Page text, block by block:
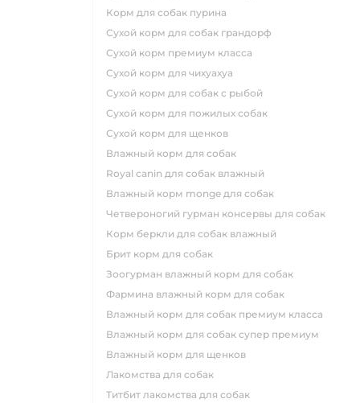
корм для собак пурина
сухой корм для собак грандорф
сухой корм премиум класса
сухой корм для чихуахуа
сухой корм для собак с рыбой
сухой корм для пожилых собак
сухой корм для щенков
влажный корм для собак
royal canin для собак влажный
влажный корм monge для собак
четвероногий гурман консервы для собак
корм беркли для собак влажный
брит корм для собак
зоогурман влажный корм для собак
фармина влажный корм для собак
влажный корм для собак премиум класса
влажный корм для собак супер премиум
влажный корм для щенков
лакомства для собак
титбит лакомства для собак